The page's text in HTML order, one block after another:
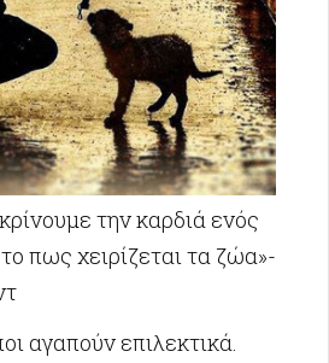
την καρδιά ενός
πως χειρίζεται τα ζώα»-
αγαπούν επιλεκτικά.